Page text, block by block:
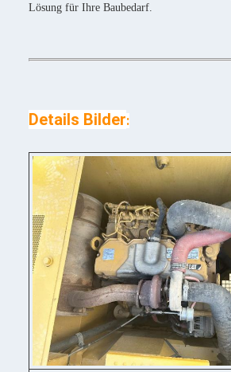
Lösung für Ihre Baubedarf.
Details Bilder: